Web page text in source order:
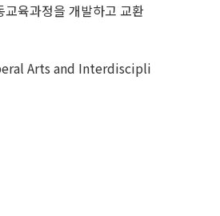
육과정을 개발하고 교환
Arts and Interdiscipli